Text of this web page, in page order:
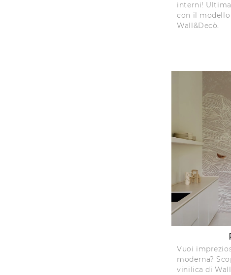
interni!
con il
Wall&Decò.
Vuoi
moderna?
vinilica di